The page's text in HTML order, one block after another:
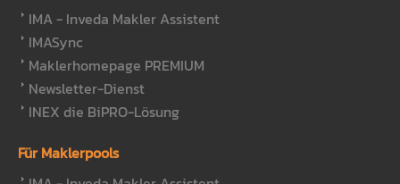
IMA - Inveda Makler Assistent
IMASync
Maklerhomepage PREMIUM
Newsletter-Dienst
INEX die BiPRO-Lösung
Für Maklerpools